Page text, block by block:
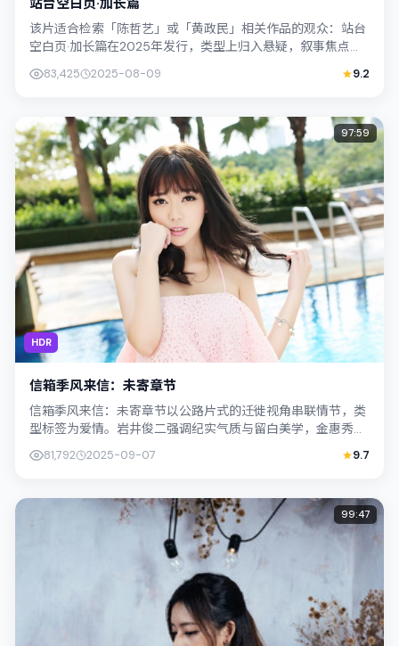
站台空白页·加长篇
该片适合检索「陈哲艺」或「黄政民」相关作品的观众：站台
空白页·加长篇在2025年发行，类型上归入悬疑，叙事焦点落
83,425 2025-08-09 9.2
HDR
97:59
信箱季风来信：未寄章节
信箱季风来信：未寄章节以公路片式的迁徙视角串联情节，类
型标签为爱情。岩井俊二强调纪实气质与留白美学，金惠秀的
表演在外冷内热之间切换；若你正在查找...
81,792 2025-09-07 9.7
99:47